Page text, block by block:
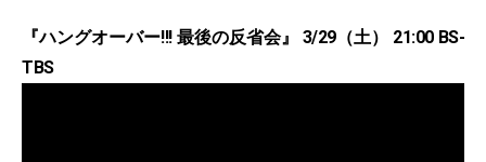
『ハングオーバー!!! 最後の反省会』 3/29（土） 21:00 BS-
TBS